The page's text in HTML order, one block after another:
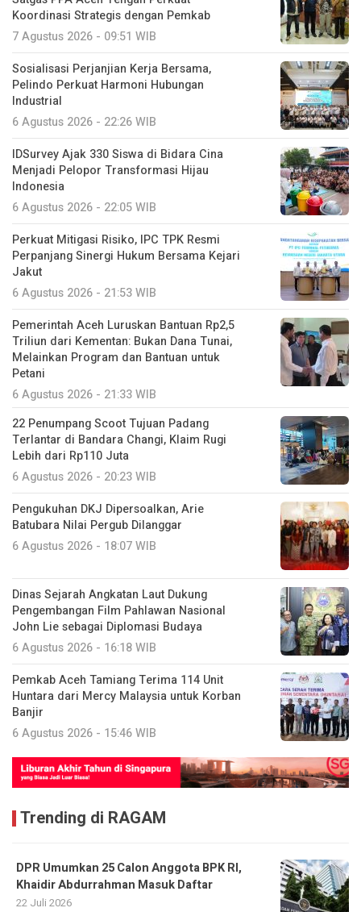
Koordinasi Strategis dengan Pemkab
7 Agustus 2026 - 09:51 WIB
Sosialisasi Perjanjian Kerja Bersama,
Pelindo Perkuat Harmoni Hubungan
Industrial
6 Agustus 2026 - 22:26 WIB
IDSurvey Ajak 330 Siswa di Bidara Cina
Menjadi Pelopor Transformasi Hijau
Indonesia
6 Agustus 2026 - 22:05 WIB
Perkuat Mitigasi Risiko, IPC TPK Resmi
Perpanjang Sinergi Hukum Bersama Kejari
Jakut
6 Agustus 2026 - 21:53 WIB
Pemerintah Aceh Luruskan Bantuan Rp2,5
Triliun dari Kementan: Bukan Dana Tunai,
Melainkan Program dan Bantuan untuk
Petani
6 Agustus 2026 - 21:33 WIB
22 Penumpang Scoot Tujuan Padang
Terlantar di Bandara Changi, Klaim Rugi
Lebih dari Rp110 Juta
6 Agustus 2026 - 20:23 WIB
Pengukuhan DKJ Dipersoalkan, Arie
Batubara Nilai Pergub Dilanggar
6 Agustus 2026 - 18:07 WIB
Dinas Sejarah Angkatan Laut Dukung
Pengembangan Film Pahlawan Nasional
John Lie sebagai Diplomasi Budaya
6 Agustus 2026 - 16:18 WIB
Pemkab Aceh Tamiang Terima 114 Unit
Huntara dari Mercy Malaysia untuk Korban
Banjir
6 Agustus 2026 - 15:46 WIB
Trending di RAGAM
DPR Umumkan 25 Calon Anggota BPK RI,
Khaidir Abdurrahman Masuk Daftar
22 Juli 2026